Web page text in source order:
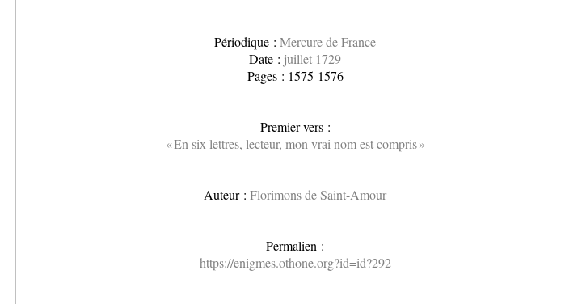
Périodique :Mercure de France
Date : juillet 1729
Pages : 1575-1576
Premier vers :
« En six lettres, lecteur, mon vrai nom est compris »
Auteur :Florimons de Saint-Amour
Permalien :
https://enigmes.othone.org?id=id?292